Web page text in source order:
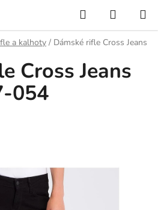
Hledat
KOŠÍK
a kalhoty / Dámské rifle Cross Jeans
Cross Jeans
054